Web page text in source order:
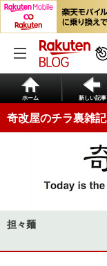
ホーム 新しい記事
奇改屋のチラ裏雑記
担々麺